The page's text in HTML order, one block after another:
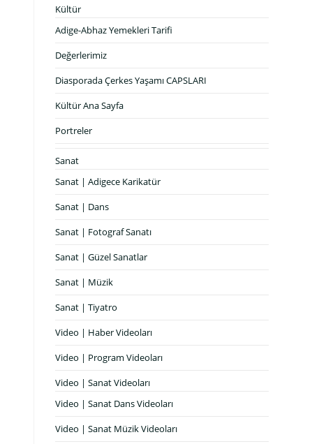
Kültür
Adige-Abhaz Yemekleri Tarifi
Değerlerimiz
Diasporada Çerkes Yaşamı CAPSLARI
Kültür Ana Sayfa
Portreler
Sanat
Sanat | Adigece Karikatür
Sanat | Dans
Sanat | Fotograf Sanatı
Sanat | Güzel Sanatlar
Sanat | Müzik
Sanat | Tiyatro
Video | Haber Videoları
Video | Program Videoları
Video | Sanat Videoları
Video | Sanat Dans Videoları
Video | Sanat Müzik Videoları